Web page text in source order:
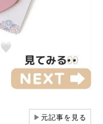
▶元記事を見る